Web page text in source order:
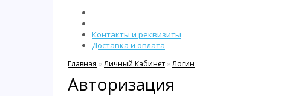
Контакты и реквизиты
Доставка и оплата
Главная »Личный Кабинет »Логин
Авторизация